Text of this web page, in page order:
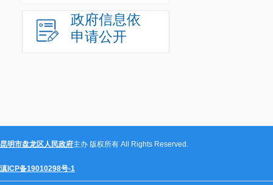
政府信息依
申请公开
昆明市盘龙区人民政府主办 版权所有 All Rights Reserved.
滇ICP备19010298号-1